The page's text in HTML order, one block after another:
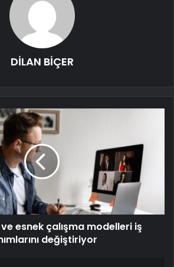
DİLAN BİÇER
esnek çalışma modelleri iş
değiştiriyor